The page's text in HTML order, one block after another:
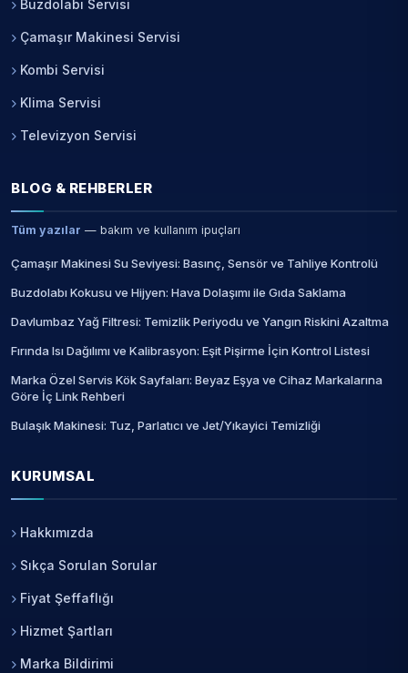
Buzdolabı Servisi
Çamaşır Makinesi Servisi
Kombi Servisi
Klima Servisi
Televizyon Servisi
BLOG & REHBERLER
Tüm yazılar — bakım ve kullanım ipuçları
Çamaşır Makinesi Su Seviyesi: Basınç, Sensör ve Tahliye Kontrolü
Buzdolabı Kokusu ve Hijyen: Hava Dolaşımı ile Gıda Saklama
Davlumbaz Yağ Filtresi: Temizlik Periyodu ve Yangın Riskini Azaltma
Fırında Isı Dağılımı ve Kalibrasyon: Eşit Pişirme İçin Kontrol Listesi
Marka Özel Servis Kök Sayfaları: Beyaz Eşya ve Cihaz Markalarına
Göre İç Link Rehberi
Bulaşık Makinesi: Tuz, Parlatıcı ve Jet/Yıkayici Temizliği
KURUMSAL
Hakkımızda
Sıkça Sorulan Sorular
Fiyat Şeffaflığı
Hizmet Şartları
Marka Bildirimi